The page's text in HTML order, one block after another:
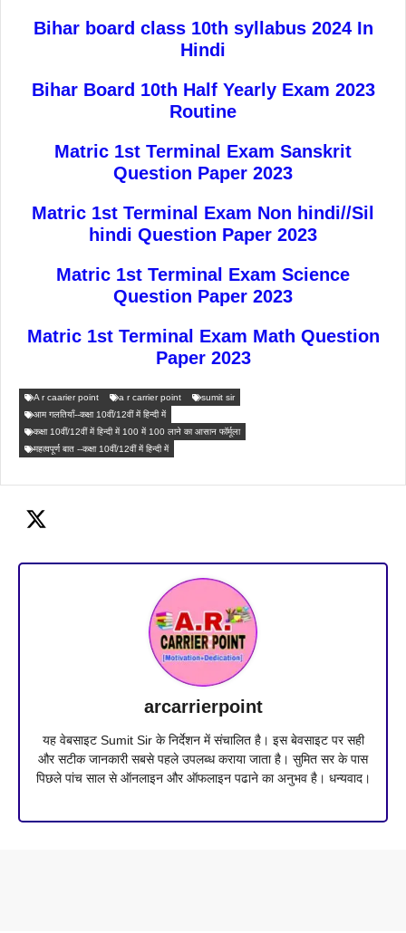
Bihar board class 10th syllabus 2024 In
Hindi
Bihar Board 10th Half Yearly Exam 2023
Routine
Matric 1st Terminal Exam Sanskrit
Question Paper 2023
Matric 1st Terminal Exam Non hindi//Sil
hindi Question Paper 2023
Matric 1st Terminal Exam Science
Question Paper 2023
Matric 1st Terminal Exam Math Question
Paper 2023
A r caarier point a r carrier point
sumit sir
आम गलतियाँ--कक्षा 10वीं/12वीं में हिन्दी में
कक्षा 10वीं/12वीं में हिन्दी में 100 में 100 लाने का आसान फॉर्मूला
महत्वपूर्ण बात --कक्षा 10वीं/12वीं में हिन्दी में
arcarrierpoint
यह वेबसाइट Sumit Sir के निर्देशन में संचालित है। इस बेवसाइट पर सही
और सटीक जानकारी सबसे पहले उपलब्ध कराया जाता है। सुमित सर के पास
पिछले पांच साल से ऑनलाइन और ऑफलाइन पढाने का अनुभव है। धन्यवाद।